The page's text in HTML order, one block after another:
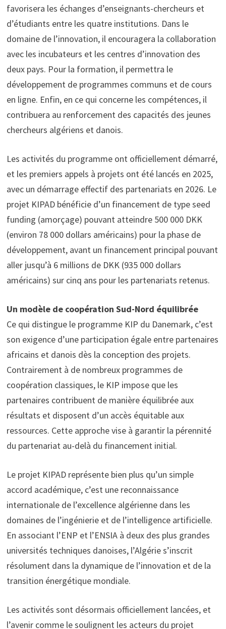
favorisera les échanges d’enseignants-chercheurs et
d’étudiants entre les quatre institutions. Dans le
domaine de l’innovation, il encouragera la collaboration
avec les incubateurs et les centres d’innovation des
deux pays. Pour la formation, il permettra le
développement de programmes communs et de cours
en ligne. Enfin, en ce qui concerne les compétences, il
contribuera au renforcement des capacités des jeunes
chercheurs algériens et danois.
Les activités du programme ont officiellement démarré,
et les premiers appels à projets ont été lancés en 2025,
avec un démarrage effectif des partenariats en 2026. Le
projet KIPAD bénéficie d’un financement de type seed
funding (amorçage) pouvant atteindre 500 000 DKK
(environ 78 000 dollars américains) pour la phase de
développement, avant un financement principal pouvant
aller jusqu’à 6 millions de DKK (935 000 dollars
américains) sur cinq ans pour les partenariats retenus.
Un modèle de coopération Sud-Nord équilibrée
Ce qui distingue le programme KIP du Danemark, c’est
son exigence d’une participation égale entre partenaires
africains et danois dès la conception des projets.
Contrairement à de nombreux programmes de
coopération classiques, le KIP impose que les
partenaires contribuent de manière équilibrée aux
résultats et disposent d’un accès équitable aux
ressources. Cette approche vise à garantir la pérennité
du partenariat au-delà du financement initial.
Le projet KIPAD représente bien plus qu’un simple
accord académique, c’est une reconnaissance
internationale de l’excellence algérienne dans les
domaines de l’ingénierie et de l’intelligence artificielle.
En associant l’ENP et l’ENSIA à deux des plus grandes
universités techniques danoises, l’Algérie s’inscrit
résolument dans la dynamique de l’innovation et de la
transition énergétique mondiale.
Les activités sont désormais officiellement lancées, et
l’avenir comme le soulignent les acteurs du projet